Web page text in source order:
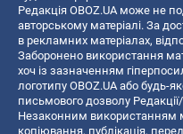
Редакція OBOZ.UA може не
авторському матеріалі. За
в рекламних матеріалах,
Заборонено використання
хоч із зазначенням
логотипу OBOZ.UA або будь-
письмового дозволу
Незаконним використанням
копiювання, публiкацiя,